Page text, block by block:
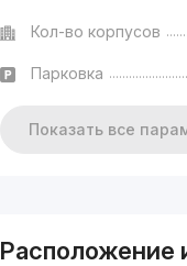
Кол-во корпусов
Парковка
Показать все
Расположение